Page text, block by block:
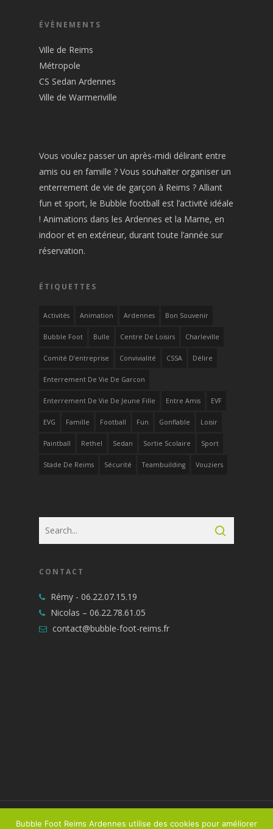
ÉVÈNEMENTS
Ville de Reims
Métropole
CS Sedan Ardennes
Ville de Warmeriville
Vous voulez passer un après-midi délirant entre
amis ou en famille ? Vous souhaiter organiser un
enterrement de vie de garçon à Reims ? Alliant
fun et sport, le Bubble football est l’activité idéale
! Animations dans les Ardennes et la Marne, en
indoor et en extérieur, durant toute l’année sur
réservation.
ÉTIQUETTES
Activités Animation Ardennes Bon Souvenir
Bubble Foot Bulle Centre De Loisirs Charleville
Comité D’entreprise Convivialité CSSA Délire
Enterrement De Vie De Garcon
Enterrement De Vie De Jeune Fille Entre Amis EVF
EVG Famille Football Fun Gonflable Loisir
Paintball Rethel Sedan Sortie Scolaire Sport
Stade De Reims Sécurité Teambuilding Vouziers
CONTACT
Rémy - 06.22.07.15.19
Nicolas – 06.22.78.61.05
contact@bubble-foot-reims.fr
© 2026 Bubble Foot Reims Ardennes. Tous droits
Bubble Foot Reims Ardennes utilise des cookies pour améliorer